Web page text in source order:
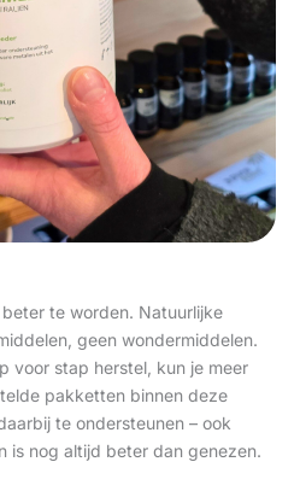
te worden. Natuurlijke
geen wondermiddelen.
voor stap herstel, kun je meer
pakketten binnen deze
te ondersteunen – ook
is nog altijd beter dan genezen.